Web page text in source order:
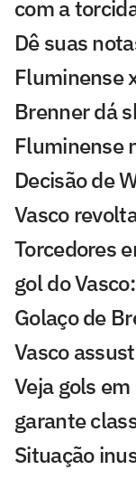
com a
Dê suas
Fluminense
Brenner dá
Fluminense
Decisão de
Vasco
Torcedores
gol do
Golaço de
Vasco
Veja gols
garante
Situação